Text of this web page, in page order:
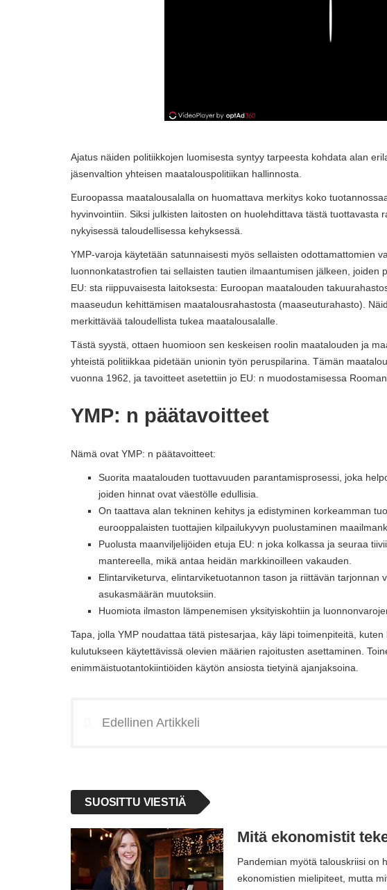
Ajatus näiden politiikkojen luomisesta syntyy tarpeesta kohdata alan
jäsenvaltion yhteisen maatalouspolitiikan hallinnosta.
Euroopassa maatalousalalla on huomattava merkitys koko
hyvinvointiin. Siksi julkisten laitosten on huolehdittava tästä tuottavasta
nykyisessä taloudellisessa kehyksessä.
YMP-varoja käytetään satunnaisesti myös sellaisten odottamattomien
luonnonkatastrofien tai sellaisten tautien ilmaantumisen jälkeen, joiden
EU: sta riippuvaisesta laitoksesta: Euroopan maatalouden
maaseudun kehittämisen maatalousrahastosta (maaseuturahasto).
merkittävää taloudellista tukea maatalousalalle.
Tästä syystä, ottaen huomioon sen keskeisen roolin maatalouden ja
yhteistä politiikkaa pidetään unionin työn peruspilarina. Tämän
vuonna 1962, ja tavoitteet asetettiin jo EU: n muodostamisessa
YMP: n päätavoitteet
Nämä ovat YMP: n päätavoitteet:
Suorita maatalouden tuottavuuden parantamisprosessi, joka
joiden hinnat ovat väestölle edullisia.
On taattava alan tekninen kehitys ja edistyminen korkeamman
eurooppalaisten tuottajien kilpailukyvyn puolustaminen
Puolusta maanviljelijöiden etuja EU: n joka kolkassa ja seuraa
mantereella, mikä antaa heidän markkinoilleen vakauden.
Elintarviketurva, elintarviketuotannon tason ja riittävän tarjonnan
asukasmäärän muutoksiin.
Huomiota ilmaston lämpenemisen yksityiskohtiin ja
Tapa, jolla YMP noudattaa tätä pistesarjaa, käy läpi toimenpiteitä,
kulutukseen käytettävissä olevien määrien rajoitusten asettaminen.
enimmäistuotantokiintiöiden käytön ansiosta tietyinä ajanjaksoina.
Edellinen Artikkeli
SUOSITTU VIESTIÄ
Mitä ekonomistit
Pandemian myötä talouskriisi on
ekonomistien mielipiteet, mutta